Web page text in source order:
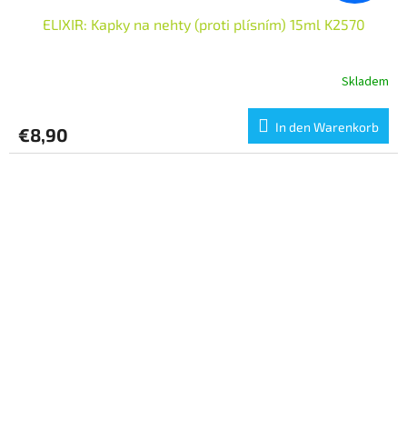
ELIXIR: Kapky na nehty (proti plísním) 15ml K2570
Skladem
€8,90 In den Warenkorb